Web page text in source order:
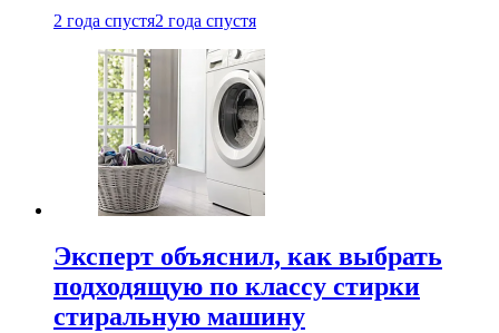
2 года спустя2 года спустя
Эксперт объяснил, как выбрать
подходящую по классу стирки
стиральную машину